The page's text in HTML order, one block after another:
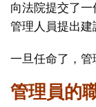
向法院提交了
管理人員提出
一旦任命了，
管理員的